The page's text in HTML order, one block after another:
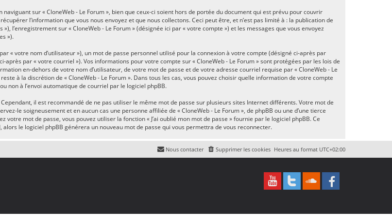
sur « CloneWeb - Le Forum », bien que ceux-ci soient hors de portée du document qui est prévu pour couvrir
l’information que vous nous envoyez et que nous collectons. Ceci peut être, et n’est pas limité à : la publication de
l’enregistrement sur « CloneWeb - Le Forum » (désignée ici par « votre compte ») et les messages que vous envoyez
»).
« votre nom d’utilisateur »), un mot de passe personnel utilisé pour la connexion à votre compte (désigné ci-après par
par « votre courriel »). Vos informations pour votre compte sur « CloneWeb - Le Forum » sont protégées par les lois de
en-dehors de votre nom d’utilisateur, de votre mot de passe et de votre adresse courriel requise par « CloneWeb - Le
à la discrétion de « CloneWeb - Le Forum ». Dans tous les cas, vous pouvez choisir quelle information de votre compte
non à l’envoi automatique de courriel par le logiciel phpBB.
il est recommandé de ne pas utiliser le même mot de passe sur plusieurs sites Internet différents. Votre mot de
le soigneusement et en aucun cas une personne affiliée de « CloneWeb - Le Forum », de phpBB ou une d’une tierce
mot de passe, vous pouvez utiliser la fonction « J’ai oublié mon mot de passe » fournie par le logiciel phpBB. Ce
le logiciel phpBB générera un nouveau mot de passe qui vous permettra de vous reconnecter.
Heures au format UTC+02:00
Supprimer les cookies
Nous contacter